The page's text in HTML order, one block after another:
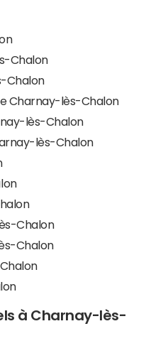
Chalon
Chalon
Charnay-lès-Chalon
lès-Chalon
lès-Chalon
Chalon
Chalon
à Charnay-lès-